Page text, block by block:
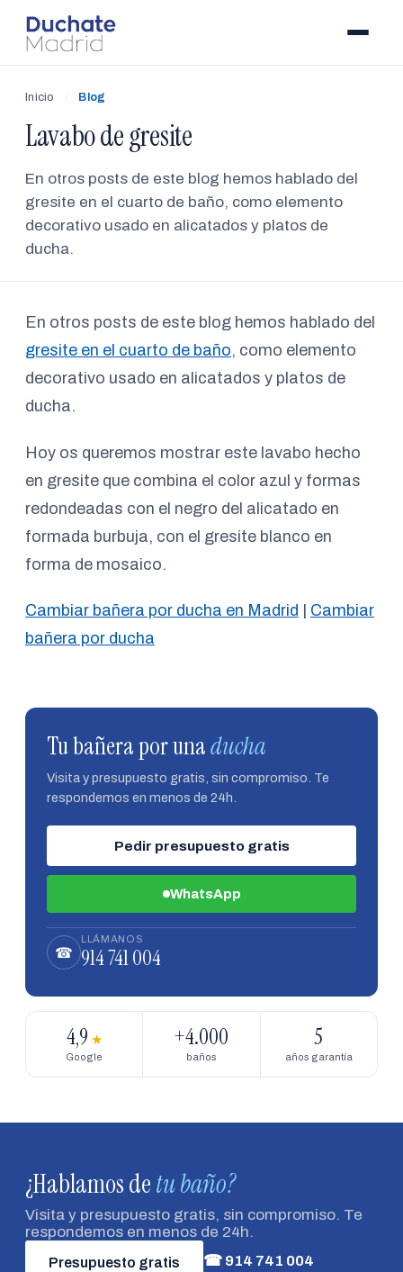
Inicio / Blog
Lavabo de gresite
En otros posts de este blog hemos hablado del
gresite en el cuarto de baño, como elemento
decorativo usado en alicatados y platos de
ducha.
En otros posts de este blog hemos hablado del
gresite en el cuarto de baño, como elemento
decorativo usado en alicatados y platos de
ducha.
Hoy os queremos mostrar este lavabo hecho
en gresite que combina el color azul y formas
redondeadas con el negro del alicatado en
formada burbuja, con el gresite blanco en
forma de mosaico.
Cambiar bañera por ducha en Madrid
Cambiar
bañera por ducha
Tu bañera por unaducha
Visita y presupuesto gratis, sin compromiso. Te
respondemos en menos de 24h.
Pedir presupuesto gratis
WhatsApp
☎
LLÁMANOS
914 741 004
4,9 ★
Google
+4.000
baños
5
años garantía
¿Hablamos detu baño?
Visita y presupuesto gratis, sin compromiso. Te
respondemos en menos de 24h.
Presupuesto gratis ☎ 914 741 004